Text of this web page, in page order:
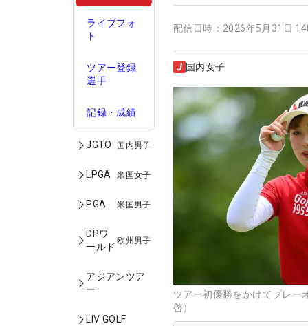
ライブフォ
ト
ツアー登録
選手
記録・成績
JGTO 国内男子
LPGA 米国女子
PGA 米国男子
DPワ
ールド
欧州男子
アジアンツア
ー
LIV GOLF
配信日時： 2026年5月31日
国内女子
ツアー初優勝をかけてプレー
啓）